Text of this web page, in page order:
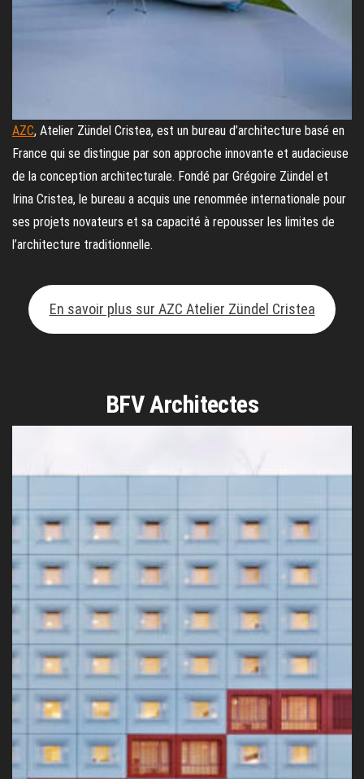
AZC, Atelier Zündel Cristea, est un bureau d’architecture basé en
France qui se distingue par son approche innovante et audacieuse
de la conception architecturale. Fondé par Grégoire Zündel et
Irina Cristea, le bureau a acquis une renommée internationale pour
ses projets novateurs et sa capacité à repousser les limites de
l’architecture traditionnelle.
En savoir plus sur AZC Atelier Zündel Cristea
BFV Architectes